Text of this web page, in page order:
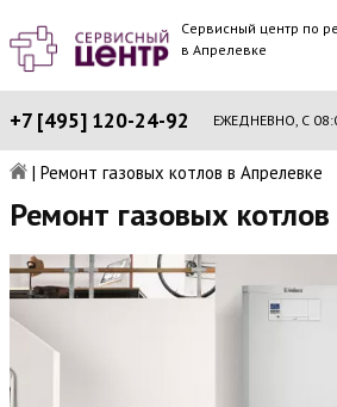
Сервисный центр по
в Апрелевке
+7 [495] 120-24-92 ЕЖЕДНЕВНО, С
| Ремонт газовых котлов в Апрелевке
Ремонт газовых